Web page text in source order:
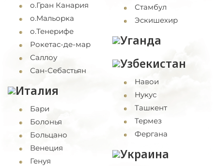
о.Гран Канария
о.Мальорка
о.Тенерифе
Рокетас-де-мар
Саллоу
Сан-Себастьян
Италия
Бари
Болонья
Больцано
Венеция
Генуя
Стамбул
Эскишехир
Уганда
Узбекистан
Навои
Нукус
Ташкент
Термез
Фергана
Украина